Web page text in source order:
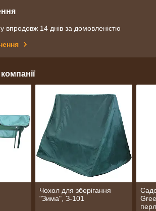
впродовж 14 днів за домовленістю
Чохол для зберігання
"Зима", З-101